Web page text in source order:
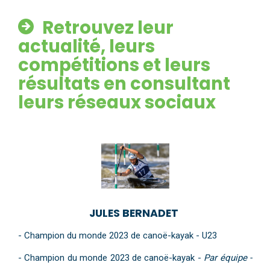
Retrouvez leur
actualité, leurs
compétitions et leurs
résultats en consultant
leurs réseaux sociaux
JULES BERNADET
- Champion du monde 2023 de canoë-kayak - U23
- Champion du monde 2023 de canoë-kayak - Par équipe -